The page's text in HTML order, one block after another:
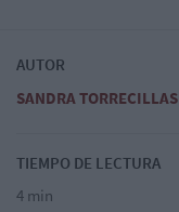
AUTOR
SANDRA TORRECILLAS
TIEMPO DE LECTURA
4 min